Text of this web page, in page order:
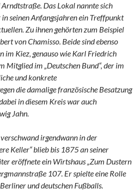
Das Lokal nannte sich
seinen Anfangsjahren ein Treffpunkt
Zu ihnen gehörten zum Beispiel
von Chamisso. Beide sind ebenso
im Kiez, genauso wie Karl Friedrich
Mitglied im „Deutschen Bund“, der im
und konkrete
die damalige französische Besatzung
in diesem Kreis war auch
Jahn.
irgendwann in der
Keller“ blieb bis 1875 an seiner
eröffnete ein Wirtshaus „Zum Dustern
107. Er spielte eine Rolle
und deutschen Fußballs.